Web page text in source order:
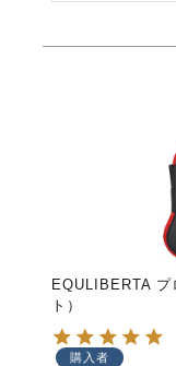
EQULIBERTA プ
ト）
購入者